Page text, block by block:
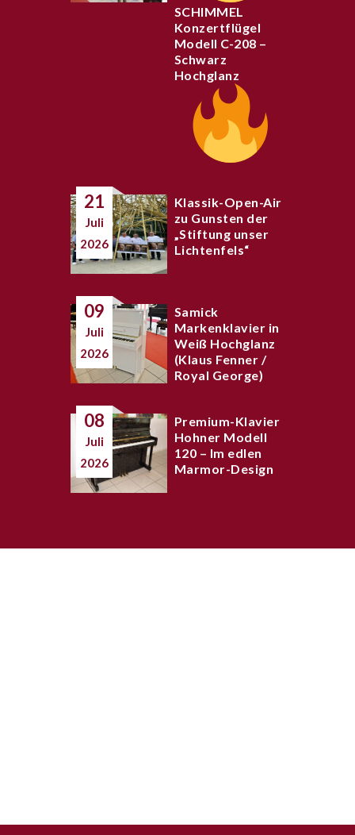
SCHIMMEL
Konzertflügel
Modell C-208 –
Schwarz
Hochglanz
21
Juli
2026
Klassik-Open-Air
zu Gunsten der
„Stiftung unser
Lichtenfels“
09
Juli
2026
Samick
Markenklavier in
Weiß Hochglanz
(Klaus Fenner /
Royal George)
08
Juli
2026
Premium-Klavier
Hohner Modell
120 – Im edlen
Marmor-Design